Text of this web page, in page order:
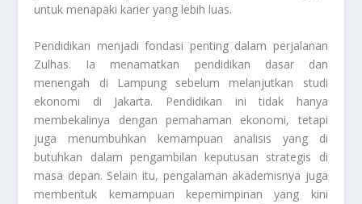
untuk menapaki karier yang lebih luas.
Pendidikan menjadi fondasi penting dalam perjalanan
Zulhas. Ia menamatkan pendidikan dasar dan
menengah di Lampung sebelum melanjutkan studi
ekonomi di Jakarta. Pendidikan ini tidak hanya
membekalinya dengan pemahaman ekonomi, tetapi
juga menumbuhkan kemampuan analisis yang di
butuhkan dalam pengambilan keputusan strategis di
masa depan. Selain itu, pengalaman akademisnya juga
membentuk kemampuan kepemimpinan yang kini